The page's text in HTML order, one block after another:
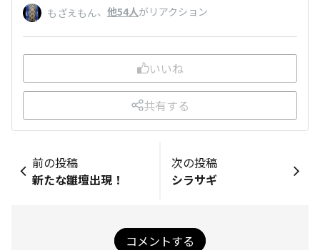
もざえもん、 他54人がリアクション
いいね
共有する
前の投稿
新たな雛壇出現！
次の投稿
シラサギ
コメントする